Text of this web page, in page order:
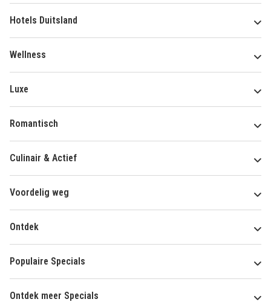
Hotels Duitsland
Wellness
Luxe
Romantisch
Culinair & Actief
Voordelig weg
Ontdek
Populaire Specials
Ontdek meer Specials